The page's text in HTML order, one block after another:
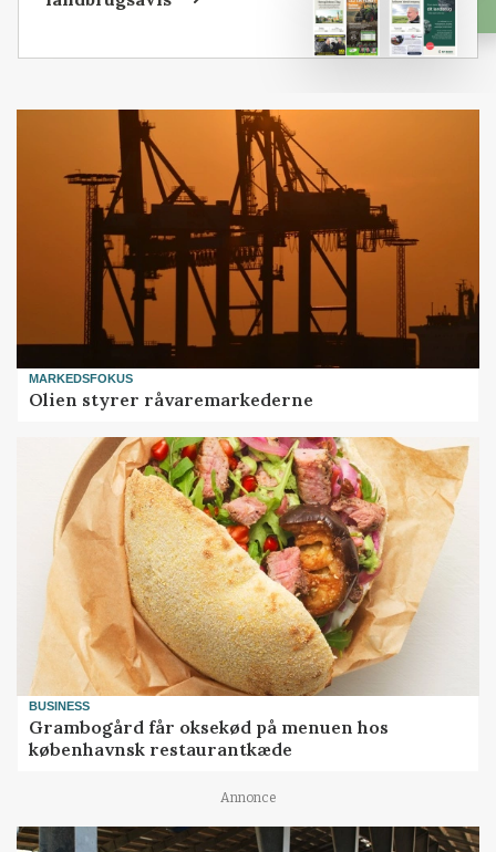
MARKEDSFOKUS
Olien styrer råvaremarkederne
BUSINESS
Grambogård får oksekød på menuen hos
københavnsk restaurantkæde
Annonce